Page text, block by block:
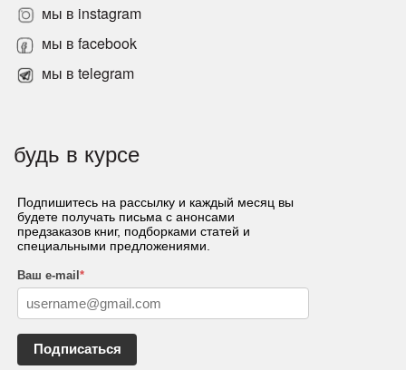
мы в instagram
мы в facebook
мы в telegram
будь в курсе
Подпишитесь на рассылку и каждый месяц вы
будете получать письма с анонсами
предзаказов книг, подборками статей и
специальными предложениями.
Ваш e-mail *
Подписаться